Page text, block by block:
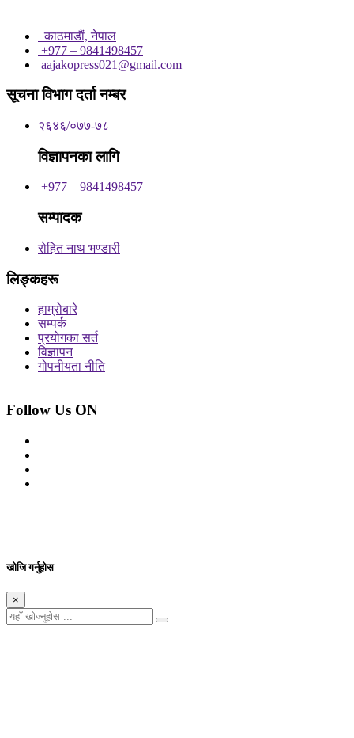
काठमाडाैं, नेपाल
+977 – 9841498457
aajakopress021@gmail.com
सूचना विभाग दर्ता नम्बर
२६४६/०७७-७८
विज्ञापनका लागि
+977 – 9841498457
सम्पादक
रोहित नाथ भण्डारी
लिङ्कहरू
हाम्रोबारे
सम्पर्क
प्रयोगका सर्त
विज्ञापन
गोपनीयता नीति
Follow Us ON
खोजि गर्नुहोस
×